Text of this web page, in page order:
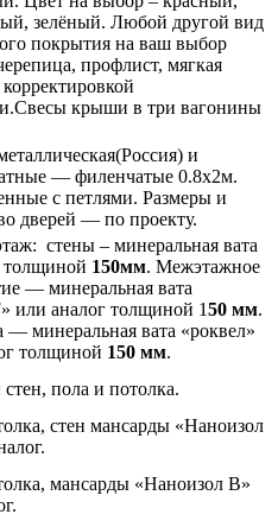
зелёный. Любой другой вид
покрытия на ваш выбор
профлист, мягкая
крыши в три вагонины
и
— филенчатые 0.8х2м.
с петлями. Размеры и
дверей — по проекту.
стены – минеральная вата
толщиной 150мм. Межэтажное
— минеральная вата
или аналог толщиной 150 мм.
— минеральная вата «роквел»
толщиной 150 мм.
пола и потолка.
стен мансарды «Наноизол
мансарды «Наноизол В»